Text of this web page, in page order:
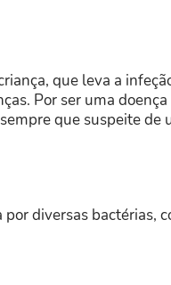
que leva a
Por ser uma
que suspeite de
diversas bactérias,